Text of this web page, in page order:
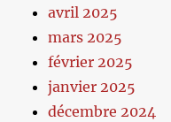
avril 2025
mars 2025
février 2025
janvier 2025
décembre 2024